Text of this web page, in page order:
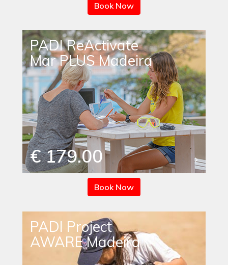
Book Now
PADI ReActivate
Mar PLUS Madeira
€ 179.00
Book Now
PADI Project
AWARE Madeira